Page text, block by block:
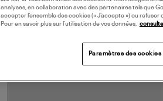
analyses, en collaboration avec des partenaires tels que
accepter l’ensemble des cookies (« J’accepte ») ou
Pour en savoir plus sur l’utilisation de vos données,
Paramètres des cookies